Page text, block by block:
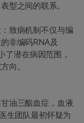
型之间的联系。
致病机制不仅与编
非编码RNA及
了潜在病因范围，
向。
油三酯血症，血液
生团队最初怀疑为